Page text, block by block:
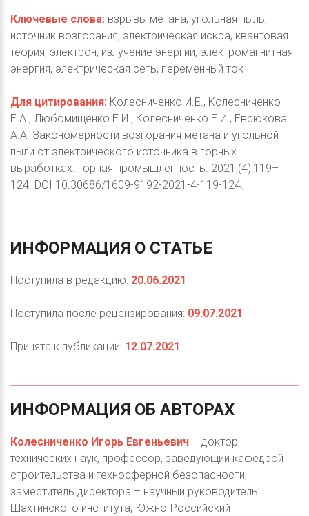
Ключевые слова: взрывы метана, угольная пыль,
источник возгорания, электрическая искра, квантовая
теория, электрон, излучение энергии, электромагнитная
энергия, электрическая сеть, переменный ток
Для цитирования: Колесниченко И.Е., Колесниченко
Е.А., Любомищенко Е.И., Колесниченко Е.И., Евсюкова
А.А. Закономерности возгорания метана и угольной
пыли от электрического источника в горных
выработках. Горная промышленность. 2021;(4):119–
124. DOI 10.30686/1609-9192-2021-4-119-124.
ИНФОРМАЦИЯ О СТАТЬЕ
Поступила в редакцию: 20.06.2021
Поступила после рецензирования: 09.07.2021
Принята к публикации: 12.07.2021
ИНФОРМАЦИЯ ОБ АВТОРАХ
Колесниченко Игорь Евгеньевич – доктор
технических наук, профессор, заведующий кафедрой
строительства и техносферной безопасности,
заместитель директора – научный руководитель
Шахтинского института, Южно-Российский